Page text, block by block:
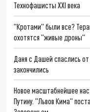
Технофашисты XXI века
"Кротами" были все?
охотятся "живые дроны"
Даня с Дашей спаслись
закончились
Новое масштабнейшее
Путину. "Львов Кима"